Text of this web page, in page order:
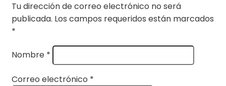
Tu dirección de correo electrónico no será
publicada. Los campos requeridos están marcados
*
Nombre *
Correo electrónico *